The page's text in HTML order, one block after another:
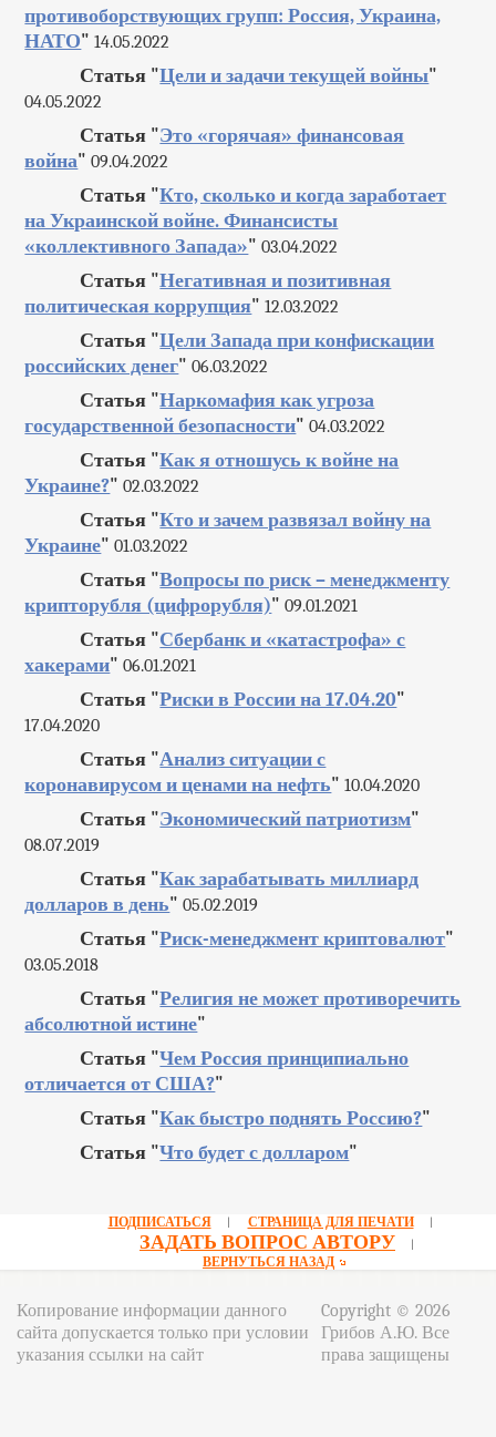
противоборствующих групп: Россия, Украина,
НАТО" 14.05.2022
Статья "Цели и задачи текущей войны"
04.05.2022
Статья "Это «горячая» финансовая
война" 09.04.2022
Статья "Кто, сколько и когда заработает
на Украинской войне. Финансисты
«коллективного Запада»" 03.04.2022
Статья "Негативная и позитивная
политическая коррупция" 12.03.2022
Статья "Цели Запада при конфискации
российских денег" 06.03.2022
Статья "Наркомафия как угроза
государственной безопасности" 04.03.2022
Статья "Как я отношусь к войне на
Украине?" 02.03.2022
Статья "Кто и зачем развязал войну на
Украине" 01.03.2022
Статья "Вопросы по риск – менеджменту
крипторубля (цифрорубля)" 09.01.2021
Статья "Сбербанк и «катастрофа» с
хакерами" 06.01.2021
Статья "Риски в России на 17.04.20"
17.04.2020
Статья "Анализ ситуации с
коронавирусом и ценами на нефть" 10.04.2020
Статья "Экономический патриотизм"
08.07.2019
Статья "Как зарабатывать миллиард
долларов в день" 05.02.2019
Статья "Риск-менеджмент криптовалют"
03.05.2018
Статья "Религия не может противоречить
абсолютной истине"
Статья "Чем Россия принципиально
отличается от США?"
Статья "Как быстро поднять Россию?"
Статья "Что будет с долларом"
ПОДПИСАТЬСЯ СТРАНИЦА ДЛЯ ПЕЧАТИ
ЗАДАТЬ ВОПРОС АВТОРУ
ВЕРНУТЬСЯ НАЗАД
Копирование информации данного
сайта допускается только при условии
указания ссылки на сайт
Copyright © 2026
Грибов А.Ю. Все
права защищены